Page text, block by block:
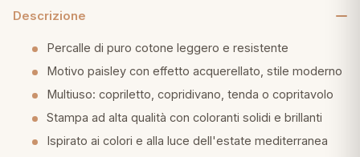
Descrizione
Percalle di puro cotone leggero e resistente
Motivo paisley con effetto acquerellato, stile moderno
Multiuso: copriletto, copridivano, tenda o copritavolo
Stampa ad alta qualità con coloranti solidi e brillanti
Ispirato ai colori e alla luce dell'estate mediterranea